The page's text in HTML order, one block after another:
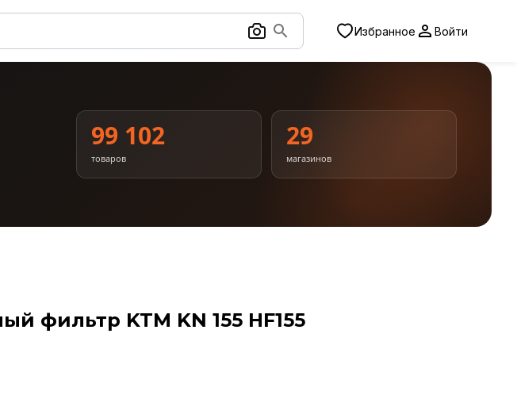
Избранное Войти
99 102
товаров
29
магазинов
фильтр KTM KN 155 HF155